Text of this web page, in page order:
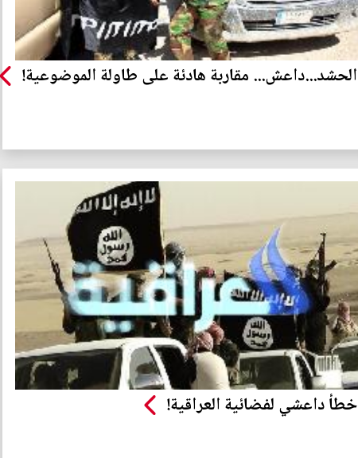
الحشد...داعش... مقاربة هادئة على طاولة الموضوعية!
خطأ داعشي لفضائية العراقية!